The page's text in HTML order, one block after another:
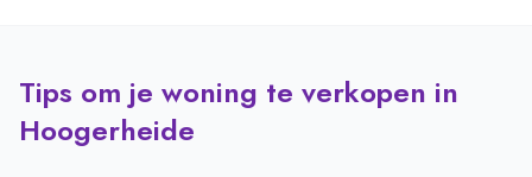
Tips om je woning te verkopen in
Hoogerheide